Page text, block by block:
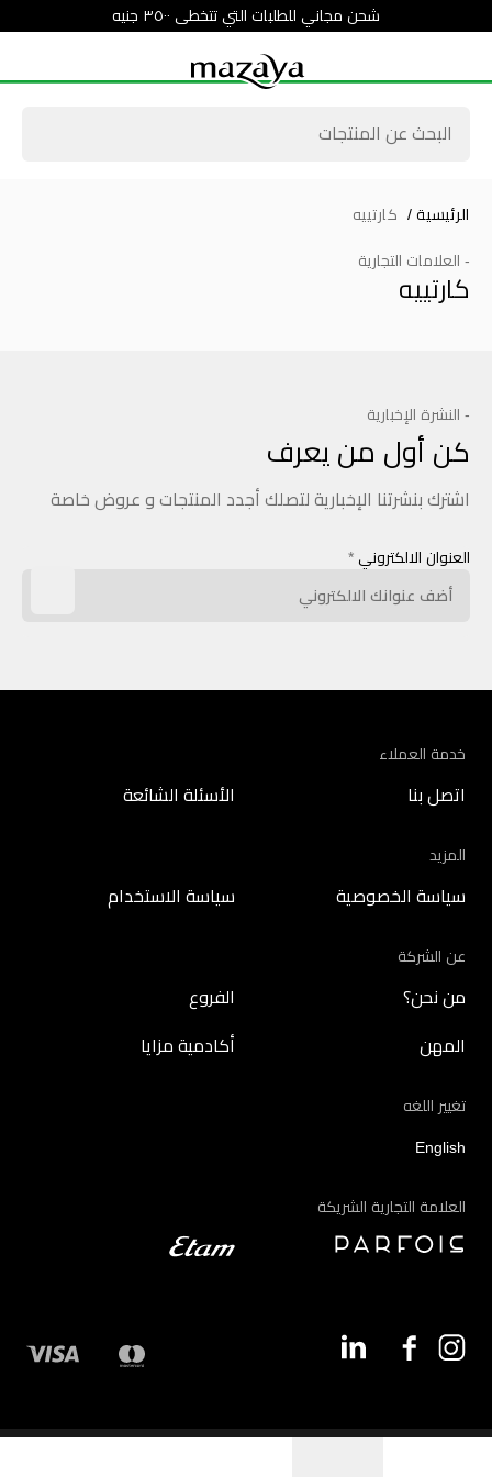
شحن مجاني للطلبات التي تتخطى ٣٥٠٠ جنيه
الرئيسية / كارتييه
- العلامات التجارية
كارتييه
- النشرة الإخبارية
كن أول من يعرف
اشترك بنشرتنا الإخبارية لتصلك أجدد المنتجات و عروض خاصة
العنوان الالكتروني *
خدمة العملاء
اتصل بنا الأسئلة الشائعة
المزيد
سياسة الخصوصية سياسة الاستخدام
عن الشركة
من نحن؟ الفروع
المهن أكادمية مزايا
تغيير اللغه
English
العلامة التجارية الشريكة